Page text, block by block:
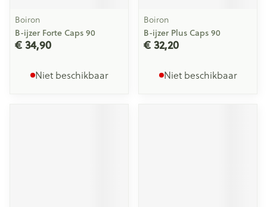
Boiron
B-ijzer Forte Caps 90
€ 34,90
Niet beschikbaar
Boiron
B-ijzer Plus Caps 90
€ 32,20
Niet beschikbaar